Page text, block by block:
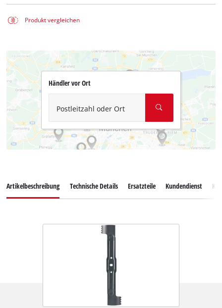
Produkt vergleichen
Händler vor Ort
Postleitzahl oder Ort
Artikelbeschreibung Technische Details Ersatzteile Kundendienst